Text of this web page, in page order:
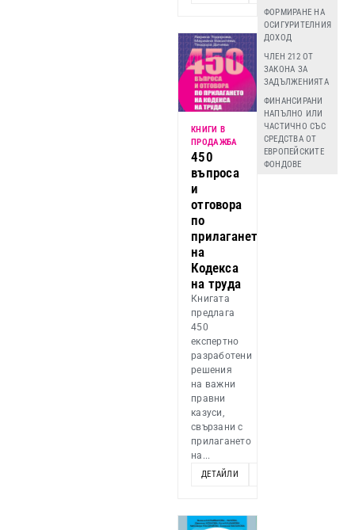
КНИГИ В
ПРОДАЖБА
450
въпроса
и
отговора
по
прилагането
на
Кодекса
на труда
Книгата
предлага
450
експертно
разработени
решения
на важни
правни
казуси,
свързани с
прилагането
на...
ДЕТАЙЛИ
ФОРМИРАНЕ НА
ОСИГУРИТЕЛНИЯ
ДОХОД
ЧЛЕН 212 ОТ
ЗАКОНА ЗА
ЗАДЪЛЖЕНИЯТА
ФИНАНСИРАНИ
НАПЪЛНО ИЛИ
ЧАСТИЧНО СЪС
СРЕДСТВА ОТ
ЕВРОПЕЙСКИТЕ
ФОНДОВЕ